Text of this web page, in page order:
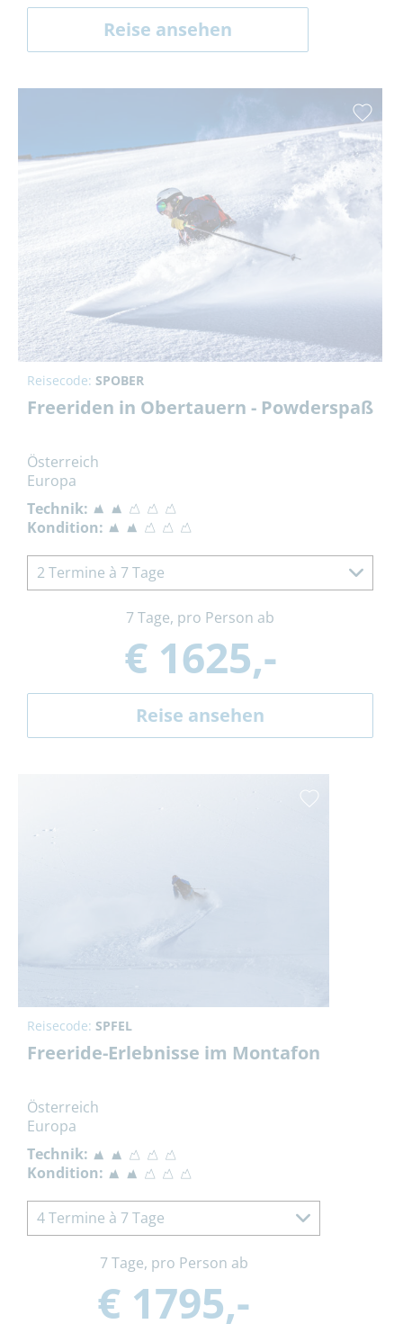
Reise ansehen
Reisecode: SPOBER
Freeriden in Obertauern - Powderspaß
Österreich
Europa
Technik:
Kondition:
2 Termine à 7 Tage
7 Tage, pro Person ab
€ 1625,-
Reise ansehen
Reisecode: SPFEL
Freeride-Erlebnisse im Montafon
Österreich
Europa
Technik:
Kondition:
4 Termine à 7 Tage
7 Tage, pro Person ab
€ 1795,-